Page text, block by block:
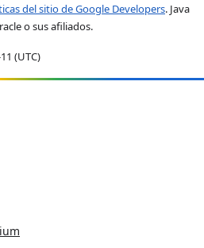
del sitio de Google Developers. Java
o sus afiliados.
(UTC)